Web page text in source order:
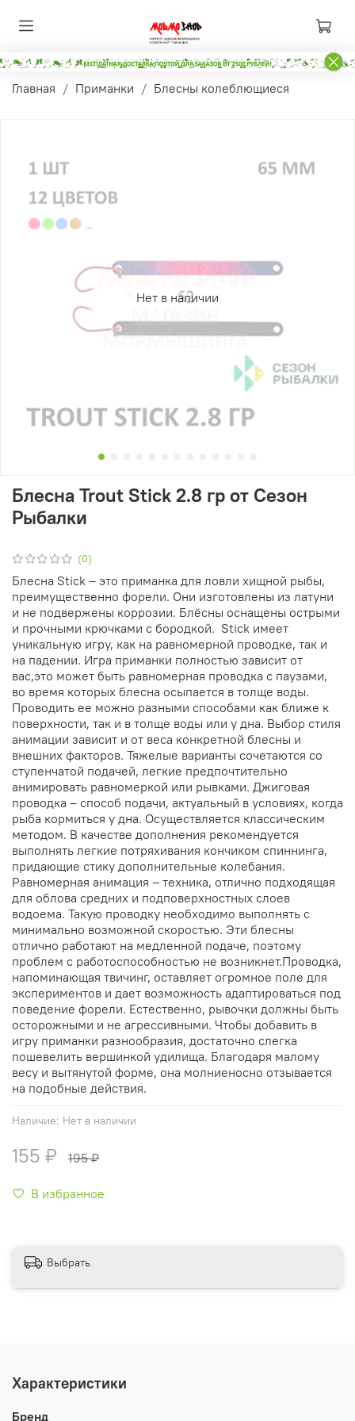
Главная Приманки Блесны колеблющиеся
Нет в наличии
(0)
Наличие: Нет в наличии
Блесна Trout Stick 2.8 гр от Сезон
Рыбалки
155 ₽ 195 ₽
В избранное
Блесна Stick – это приманка для ловли хищной рыбы,
преимущественно форели. Они изготовлены из латуни
и не подвержены коррозии. Блёсны оснащены острыми
и прочными крючками с бородкой. Stick имеет
уникальную игру, как на равномерной проводке, так и
на падении. Игра приманки полностью зависит от
вас,это может быть равномерная проводка с паузами,
во время которых блесна осыпается в толще воды.
Проводить ее можно разными способами как ближе к
поверхности, так и в толще воды или у дна. Выбор стиля
анимации зависит и от веса конкретной блесны и
внешних факторов. Тяжелые варианты сочетаются со
ступенчатой подачей, легкие предпочтительно
анимировать равномеркой или рывками. Джиговая
проводка – способ подачи, актуальный в условиях, когда
рыба кормиться у дна. Осуществляется классическим
методом. В качестве дополнения рекомендуется
выполнять легкие потряхивания кончиком спиннинга,
придающие стику дополнительные колебания.
Равномерная анимация – техника, отлично подходящая
для облова средних и подповерхностных слоев
водоема. Такую проводку необходимо выполнять с
минимально возможной скоростью. Эти блесны
отлично работают на медленной подаче, поэтому
проблем с работоспособностью не возникнет.Проводка,
напоминающая твичинг, оставляет огромное поле для
экспериментов и дает возможность адаптироваться под
поведение форели. Естественно, рывочки должны быть
осторожными и не агрессивными. Чтобы добавить в
игру приманки разнообразия, достаточно слегка
пошевелить вершинкой удилища. Благодаря малому
весу и вытянутой форме, она молниеносно отзывается
на подобные действия.
Выбрать
Характеристики
Бренд